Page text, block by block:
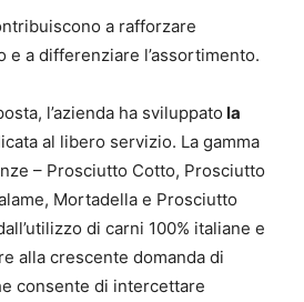
a rafforzare
e a differenziare l’assortimento.
l’azienda ha sviluppato la
al libero servizio. La gamma
– Prosciutto Cotto, Prosciutto
Mortadella e Prosciutto
di carni 100% italiane e
alla crescente domanda di
consente di intercettare